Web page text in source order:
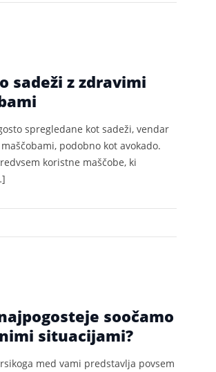
sadeži z zdravimi
spregledane kot sadeži, vendar
podobno kot avokado.
koristne maščobe, ki
soočamo
situacijami?
med vami predstavlja povsem